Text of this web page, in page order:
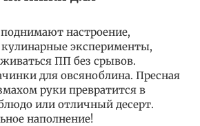
настроение,
эксперименты,
ПП без срывов.
для овсяноблина. Пресная
руки превратится в
или отличный десерт.
наполнение!